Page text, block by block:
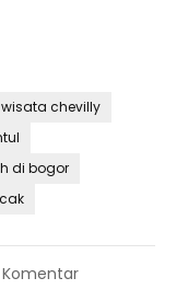
chevilly
di bogor
pada